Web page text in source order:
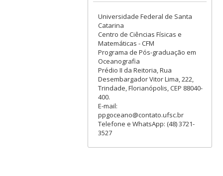
Universidade Federal de Santa
Catarina
Centro de Ciências Físicas e
Matemáticas - CFM
Programa de Pós-graduação em
Oceanografia
Prédio II da Reitoria, Rua
Desembargador Vitor Lima, 222,
Trindade, Florianópolis, CEP 88040-
400.
E-mail:
ppgoceano@contato.ufsc.br
Telefone e WhatsApp: (48) 3721-
3527